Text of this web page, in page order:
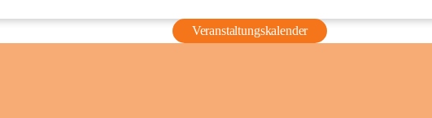
Veranstaltungskalender